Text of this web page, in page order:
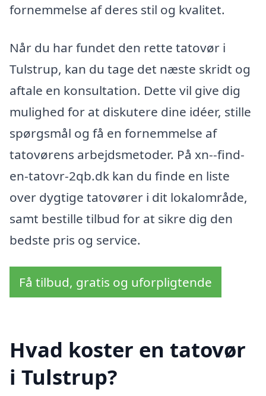
fornemmelse af deres stil og kvalitet.
Når du har fundet den rette tatovør i
Tulstrup, kan du tage det næste skridt og
aftale en konsultation. Dette vil give dig
mulighed for at diskutere dine idéer, stille
spørgsmål og få en fornemmelse af
tatovørens arbejdsmetoder. På xn--find-
en-tatovr-2qb.dk kan du finde en liste
over dygtige tatovører i dit lokalområde,
samt bestille tilbud for at sikre dig den
bedste pris og service.
Få tilbud, gratis og uforpligtende
Hvad koster en tatovør
i Tulstrup?